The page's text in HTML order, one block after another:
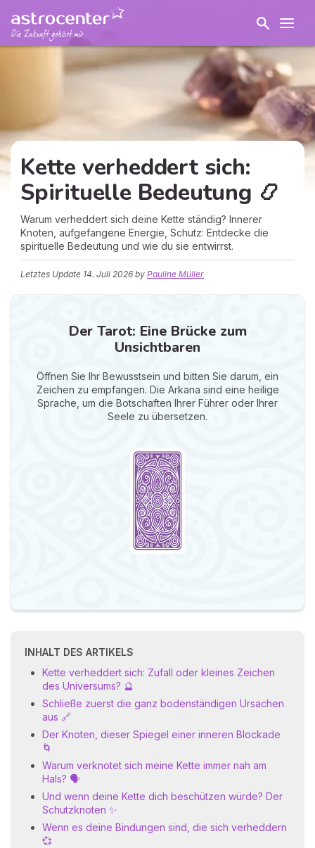
Kette verheddert sich:
Spirituelle Bedeutung 📿
Warum verheddert sich deine Kette ständig? Innerer
Knoten, aufgefangene Energie, Schutz: Entdecke die
spirituelle Bedeutung und wie du sie entwirrst.
Letztes Update 14. Juli 2026 by Pauline Müller
Der Tarot: Eine Brücke zum
Unsichtbaren
Öffnen Sie Ihr Bewusstsein und bitten Sie darum, ein
Zeichen zu empfangen. Die Arkana sind eine heilige
Sprache, um die Botschaften Ihrer Führer oder Ihrer
Seele zu übersetzen.
INHALT DES ARTIKELS
Kette verheddert sich: Zufall oder kleines Zeichen
des Universums? 🔮
Schließe zuerst die ganz bodenständigen Ursachen
aus 🔗
Der Knoten, dieser Spiegel einer inneren Blockade
🌀
Warum verknotet sich meine Kette immer nah am
Hals? 🗣️
Und wenn deine Kette dich beschützen würde? Der
Schutzknoten ✨
Wenn es deine Bindungen sind, die sich verheddern
💞